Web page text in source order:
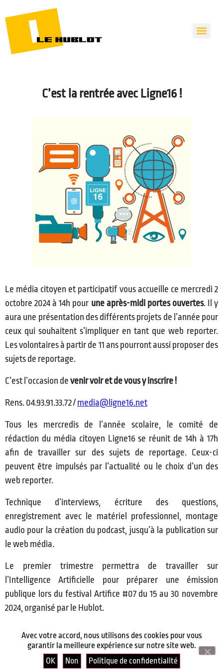
C’est la rentrée avec Ligne16 !
Le média citoyen et participatif vous accueille ce mercredi 2
octobre 2024 à 14h pour une après-midi portes ouvertes. Il y
aura une présentation des différents projets de l’année pour
ceux qui souhaitent s’impliquer en tant que web reporter.
Les volontaires à partir de 11 ans pourront aussi proposer des
sujets de reportage.
C’est l’occasion de venir voir et de vous y inscrire !
Rens. 04.93.91.33.72 / media@ligne16.net
Tous les mercredis de l’année scolaire, le comité de
rédaction du média citoyen Ligne16 se réunit de 14h à 17h
afin de travailler sur des sujets de reportage. Ceux-ci
peuvent être impulsés par l’actualité ou le choix d’un des
web reporter.
Technique d’interviews, écriture des questions,
enregistrement avec le matériel professionnel, montage
audio pour la création du podcast, jusqu’à la publication sur
le web média.
Le premier trimestre permettra de travailler sur
l’Intelligence Artificielle pour préparer une émission
publique lors du festival Artifice #07 du 15 au 30 novembre
2024, organisé par le Hublot.
Avec votre accord, nous utilisons des cookies pour vous
garantir la meilleure expérience sur notre site web.
OK
Non Politique de confidentialité